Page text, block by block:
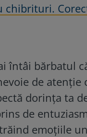
chibrituri.
întâi bărbatul
de
dorința ta
de
emoțiile